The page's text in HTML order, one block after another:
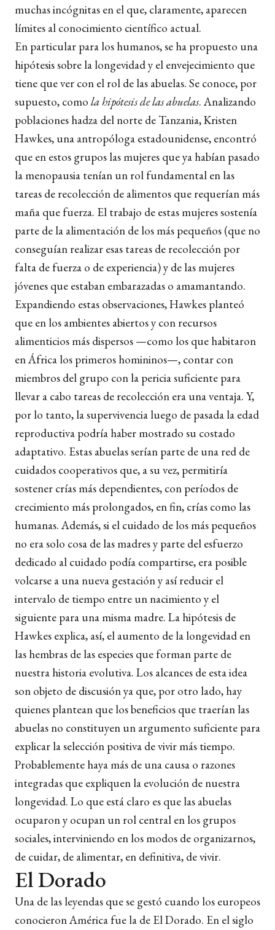
muchas incógnitas en el que, claramente, aparecen
límites al conocimiento científico actual.
En particular para los humanos, se ha propuesto una
hipótesis sobre la longevidad y el envejecimiento que
tiene que ver con el rol de las abuelas. Se conoce, por
supuesto, como la hipótesis de las abuelas. Analizando
poblaciones hadza del norte de Tanzania, Kristen
Hawkes, una antropóloga estadounidense, encontró
que en estos grupos las mujeres que ya habían pasado
la menopausia tenían un rol fundamental en las
tareas de recolección de alimentos que requerían más
maña que fuerza. El trabajo de estas mujeres sostenía
parte de la alimentación de los más pequeños (que no
conseguían realizar esas tareas de recolección por
falta de fuerza o de experiencia) y de las mujeres
jóvenes que estaban embarazadas o amamantando.
Expandiendo estas observaciones, Hawkes planteó
que en los ambientes abiertos y con recursos
alimenticios más dispersos —como los que habitaron
en África los primeros homininos—, contar con
miembros del grupo con la pericia suficiente para
llevar a cabo tareas de recolección era una ventaja. Y,
por lo tanto, la supervivencia luego de pasada la edad
reproductiva podría haber mostrado su costado
adaptativo. Estas abuelas serían parte de una red de
cuidados cooperativos que, a su vez, permitiría
sostener crías más dependientes, con períodos de
crecimiento más prolongados, en fin, crías como las
humanas. Además, si el cuidado de los más pequeños
no era solo cosa de las madres y parte del esfuerzo
dedicado al cuidado podía compartirse, era posible
volcarse a una nueva gestación y así reducir el
intervalo de tiempo entre un nacimiento y el
siguiente para una misma madre. La hipótesis de
Hawkes explica, así, el aumento de la longevidad en
las hembras de las especies que forman parte de
nuestra historia evolutiva. Los alcances de esta idea
son objeto de discusión ya que, por otro lado, hay
quienes plantean que los beneficios que traerían las
abuelas no constituyen un argumento suficiente para
explicar la selección positiva de vivir más tiempo.
Probablemente haya más de una causa o razones
integradas que expliquen la evolución de nuestra
longevidad. Lo que está claro es que las abuelas
ocuparon y ocupan un rol central en los grupos
sociales, interviniendo en los modos de organizarnos,
de cuidar, de alimentar, en definitiva, de vivir.
El Dorado
Una de las leyendas que se gestó cuando los europeos
conocieron América fue la de El Dorado. En el siglo